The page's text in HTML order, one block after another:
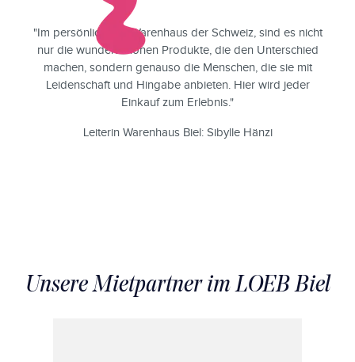
"Im persönlichsten Warenhaus der Schweiz, sind es nicht
nur die wunderschönen Produkte, die den Unterschied
machen, sondern genauso die Menschen, die sie mit
Leidenschaft und Hingabe anbieten. Hier wird jeder
Einkauf zum Erlebnis."
Leiterin Warenhaus Biel: Sibylle Hänzi
Unsere Mietpartner im LOEB Biel